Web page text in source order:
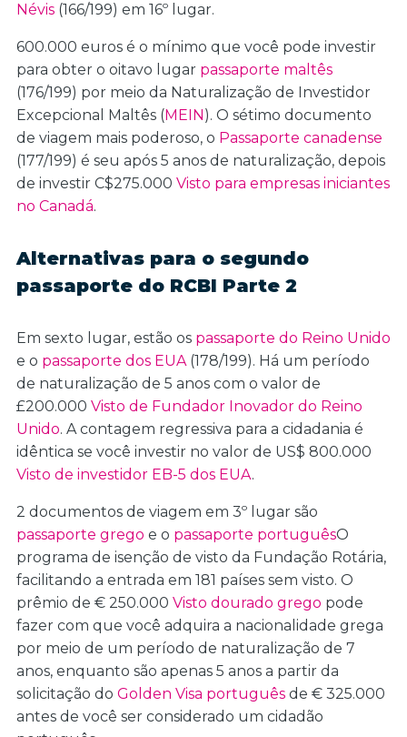
Névis (166/199) em 16º lugar.
600.000 euros é o mínimo que você pode investir
para obter o oitavo lugar passaporte maltês
(176/199) por meio da Naturalização de Investidor
Excepcional Maltês (MEIN). O sétimo documento
de viagem mais poderoso, o Passaporte canadense
(177/199) é seu após 5 anos de naturalização, depois
de investir C$275.000 Visto para empresas iniciantes
no Canadá.
Alternativas para o segundo
passaporte do RCBI Parte 2
Em sexto lugar, estão os passaporte do Reino Unido
e o passaporte dos EUA(178/199). Há um período
de naturalização de 5 anos com o valor de
£200.000 Visto de Fundador Inovador do Reino
Unido. A contagem regressiva para a cidadania é
idêntica se você investir no valor de US$ 800.000
Visto de investidor EB-5 dos EUA.
2 documentos de viagem em 3º lugar são
passaporte grego e o passaporte portuguêsO
programa de isenção de visto da Fundação Rotária,
facilitando a entrada em 181 países sem visto. O
prêmio de € 250.000 Visto dourado grego pode
fazer com que você adquira a nacionalidade grega
por meio de um período de naturalização de 7
anos, enquanto são apenas 5 anos a partir da
solicitação do Golden Visa português de € 325.000
antes de você ser considerado um cidadão